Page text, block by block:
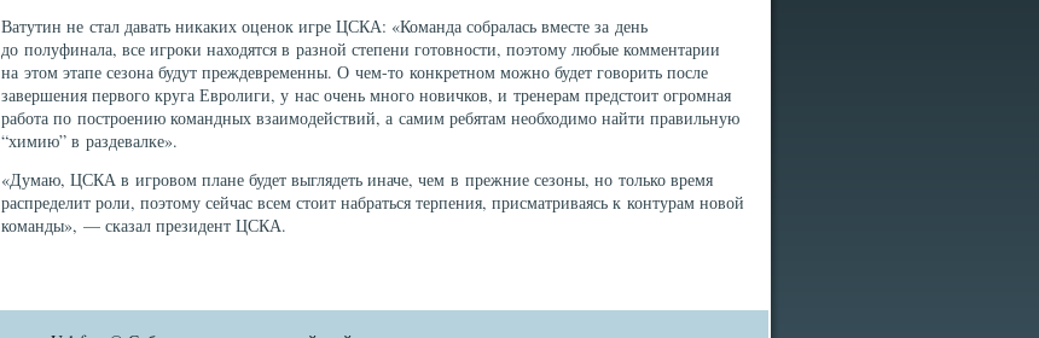
Ватутин не стал давать никаких оценок игре ЦСКА: «Команда собралась вместе за день
до полуфинала, все игроки находятся в разной степени готовности, поэтому любые комментарии
на этом этапе сезона будут преждевременны. О чем-то конкретном можно будет говорить после
завершения первого круга Евролиги, у нас очень много новичков, и тренерам предстоит огромная
работа по построению командных взаимодействий, а самим ребятам необходимо найти правильную
“химию” в раздевалке».
«Думаю, ЦСКА в игровом плане будет выглядеть иначе, чем в прежние сезоны, но только время
распределит роли, поэтому сейчас всем стоит набраться терпения, присматриваясь к контурам новой
команды», — сказал президент ЦСКА.